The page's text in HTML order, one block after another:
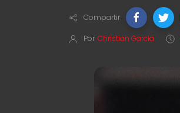
Compartir
Por Christian García